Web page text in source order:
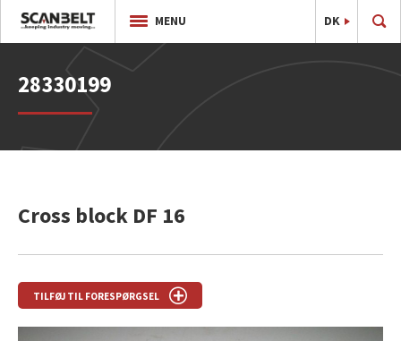
MENU DK
28330199
Cross block DF 16
TILFØJ TIL FORESPØRGSEL